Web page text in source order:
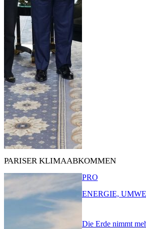
PARISER KLIMAABKOMMEN
Die Erde nimmt
PRO
ENERGIE,